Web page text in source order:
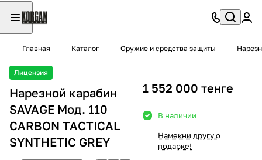
Главная Каталог Оружие и средства защиты
Лицензия
Нарезной карабин
SAVAGE Мод. 110
CARBON TACTICAL
SYNTHETIC GREY
1 552 000 тенге
В наличии
Намекни другу о
подарке!